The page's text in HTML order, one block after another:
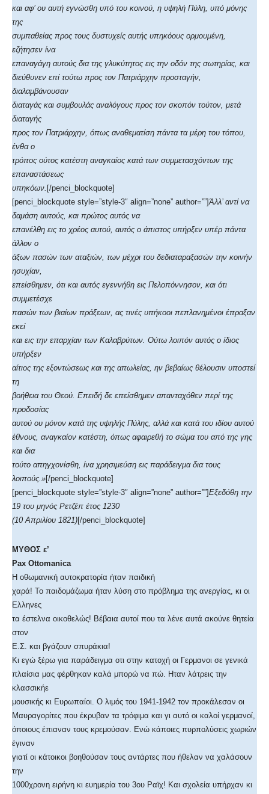
και αφ’ ου αυτή εγνώσθη υπό του κοινού, η υψηλή Πύλη, υπό μόνης
της
συμπαθείας προς τους δυστυχείς αυτής υπηκόους ορμουμένη,
εζήτησεν ίνα
επαναγάγη αυτούς δια της γλυκύτητος εις την οδόν της σωτηρίας, και
διεύθυνεν επί τούτω προς τον Πατριάρχην προσταγήν,
διαλαμβάνουσαν
διαταγάς και συμβουλάς αναλόγους προς τον σκοπόν τούτον, μετά
διαταγής
προς τον Πατριάρχην, όπως αναθεματίση πάντα τα μέρη του τόπου,
ένθα ο
τρόπος ούτος κατέστη αναγκαίος κατά των συμμετασχόντων της
επαναστάσεως
υπηκόων. [/penci_blockquote]
[penci_blockquote style=”style-3″ align=”none” author=””]Άλλ’ αντί να
δαμάση αυτούς, και πρώτος αυτός να
επανέλθη εις το χρέος αυτού, αυτός ο άπιστος υπήρξεν υπέρ πάντα
άλλον ο
άξων πασών των αταξιών, των μέχρι του δεδιαταραξασών την κοινήν
ησυχίαν,
επείσθημεν, ότι και αυτός εγεννήθη εις Πελοπόννησον, και ότι
συμμετέσχε
πασών των βιαίων πράξεων, ας τινές υπήκοοι πεπλανημένοι έπραξαν
εκεί
και εις την επαρχίαν των Καλαβρύτων. Ούτω λοιπόν αυτός ο ίδιος
υπήρξεν
αίτιος της εξοντώσεως και της απωλείας, ην βεβαίως θέλουσιν υποστεί
τη
βοήθεια του Θεού. Επειδή δε επείσθημεν απανταχόθεν περί της
προδοσίας
αυτού ου μόνον κατά της υψηλής Πύλης, αλλά και κατά του ιδίου αυτού
έθνους, αναγκαίον κατέστη, όπως αφαιρεθή το σώμα του από της γης
και δια
τούτο απηγχονίσθη, ίνα χρησιμεύση εις παράδειγμα δια τους
λοιπούς.»[/penci_blockquote]
[penci_blockquote style=”style-3″ align=”none” author=””]Εξεδόθη την
19 του μηνός Ρετζέπ έτος 1230
(10 Απριλίου 1821)[/penci_blockquote]
ΜΥΘΟΣ ε’
Pax Ottomanica
Η οθωμανική αυτοκρατορία ήταν παιδική
χαρά! Το παιδομάζωμα ήταν λύση στο πρόβλημα της ανεργίας, κι οι
Ελληνες
τα έστελνα οικοθελώς! Βέβαια αυτοί που τα λένε αυτά ακούνε θητεία
στον
Ε.Σ. και βγάζουν σπυράκια!
Κι εγώ ξέρω για παράδειγμα οτι στην κατοχή οι Γερμανοι σε γενικά
πλαίσια μας φέρθηκαν καλά μπορώ να πώ. Ηταν λάτρεις την
κλασσικήε
μουσικής κι Ευρωπαίοι. Ο λιμός του 1941-1942 τον προκάλεσαν οι
Μαυραγορίτες που έκρυβαν τα τρόφιμα και γι αυτό οι καλοί γερμανοί,
όποιους έπιαναν τους κρεμούσαν. Ενώ κάποιες πυρπολύσεις χωριών
έγιναν
γιατί οι κάτοικοι βοηθούσαν τους αντάρτες που ήθελαν να χαλάσουν
την
1000χρονη ειρήνη κι ευημερία του 3ου Ραϊχ! Και σχολεία υπήρχαν κι